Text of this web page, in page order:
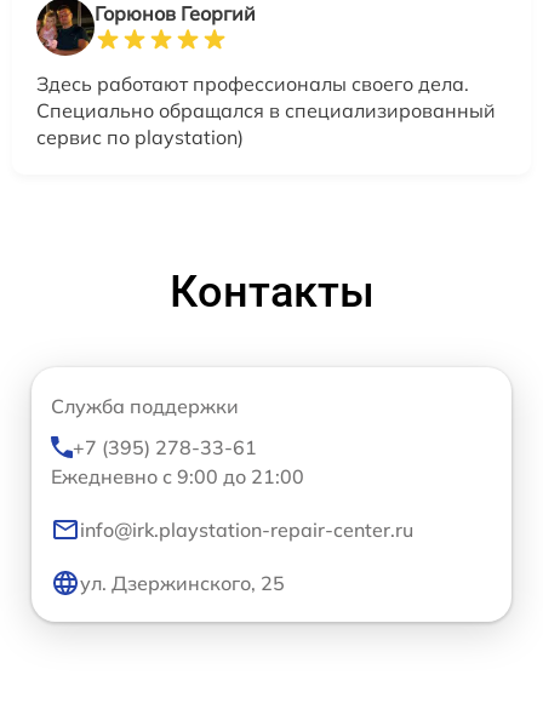
Горюнов Георгий
Здесь работают профессионалы своего дела.
Специально обращался в специализированный
сервис по playstation)
Контакты
Служба поддержки
+7 (395) 278-33-61
Ежедневно с 9:00 до 21:00
info@irk.playstation-repair-center.ru
ул. Дзержинского, 25